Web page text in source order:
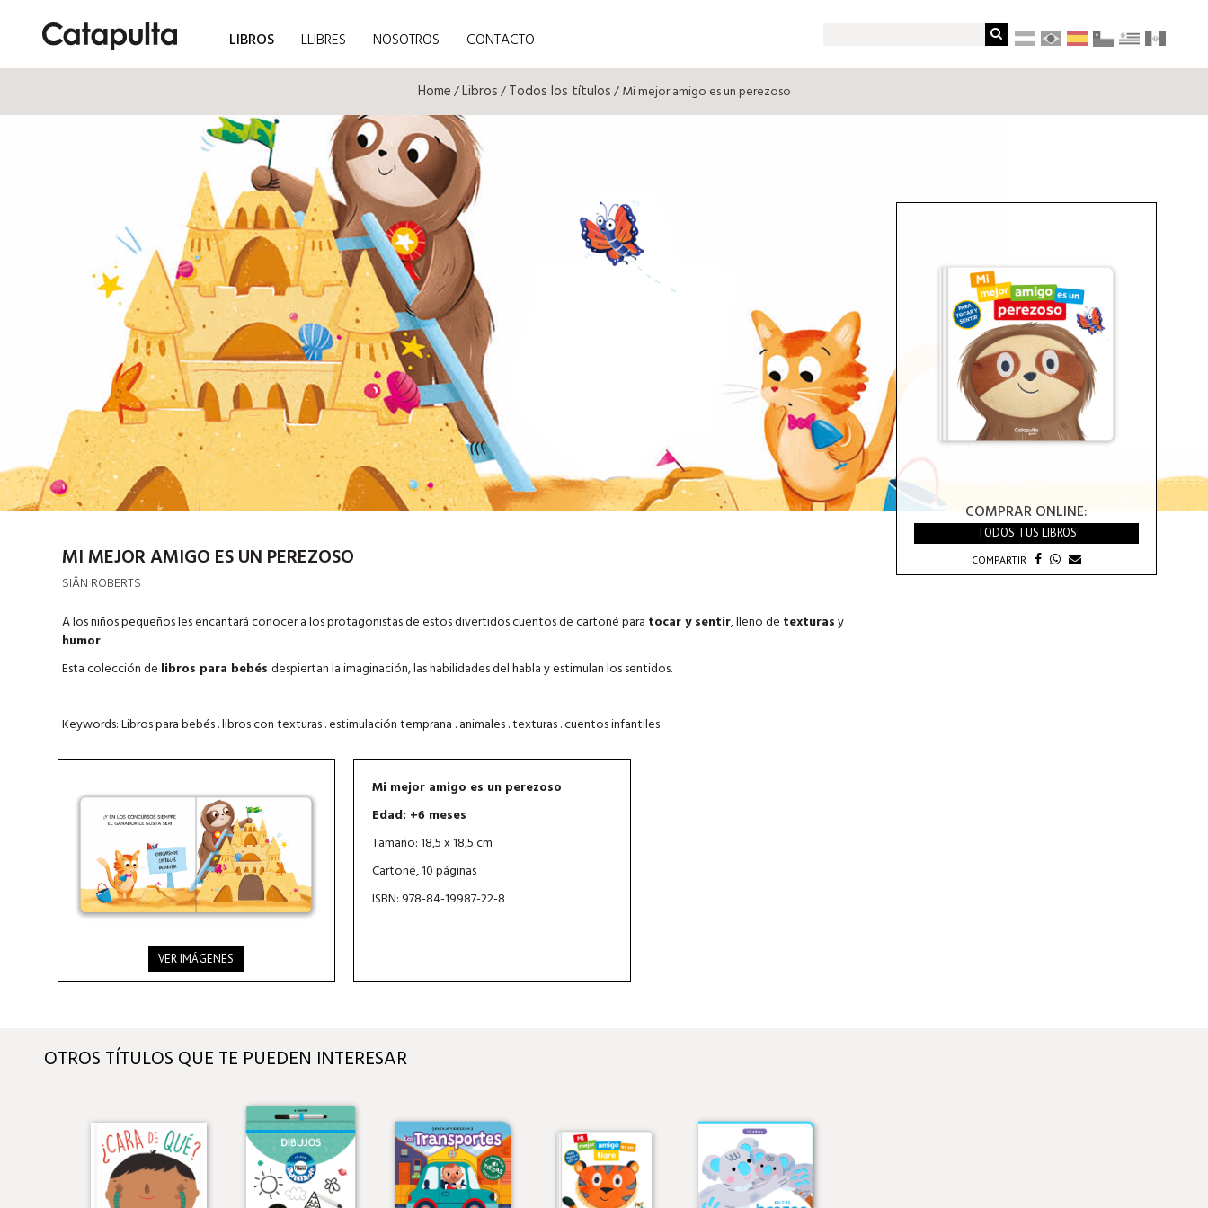
LIBROS LLIBRES NOSOTROS CONTACTO
Home/Libros/Todos los títulos/ Mi mejor amigo es un perezoso
COMPRAR ONLINE:
TODOS TUS LIBROS
COMPARTIR
MI MEJOR AMIGO ES UN PEREZOSO
SIÂN ROBERTS
A los niños pequeños les encantará conocer a los protagonistas de estos divertidos cuentos de cartoné para tocar y sentir, lleno de texturasy
humor.
Esta colección de libros para bebés despiertan la imaginación, las habilidades del habla y estimulan los sentidos.
Keywords: Libros para bebés . libros con texturas . estimulación temprana . animales . texturas . cuentos infantiles
VER IMÁGENES
Mi mejor amigo es un perezoso
Edad: +6 meses
Tamaño: 18,5 x 18,5 cm
Cartoné, 10 páginas
ISBN: 978-84-19987-22-8
OTROS TÍTULOS QUE TE PUEDEN INTERESAR